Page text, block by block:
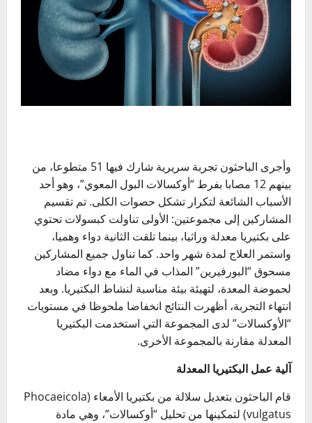
وأجرى الباحثون تجربة سريرية شارك فيها 51 متطوعا، من
بينهم 12 مصابا بفرط “أوكسالات البول المعوي”، وهو أحد
الأسباب الشائعة لتكرار تشكل حصوات الكلى. تم تقسيم
المشاركين إلى مجموعتين: الأولى تناولت كبسولات تحتوي
على بكتيريا معدلة وراثيا، بينما تلقت الثانية دواء وهميا،
واستمر العلاج لمدة شهر واحد. كما تناول جميع المشاركين
مسحوق “البورفيرين” المذاب في الماء مع دواء مضاد
لحموضة المعدة، لتهيئة بيئة مناسبة لنشاط البكتيريا. وبعد
انتهاء التجربة، أظهرت النتائج انخفاضا ملحوظا في مستويات
“الأوكسالات” لدى المجموعة التي استخدمت البكتيريا
المعدلة مقارنة بالمجموعة الأخرى.
آلية عمل البكتيريا المعدلة
قام الباحثون بتعديل سلالة من بكتيريا الأمعاء (Phocaeicola
vulgatus) لتمكينها من تحليل “أوكسالات”، وهي مادة